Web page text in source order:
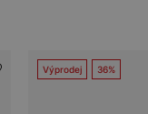
Výprodej 36%